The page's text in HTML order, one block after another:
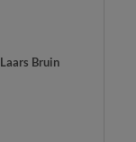
Bruin